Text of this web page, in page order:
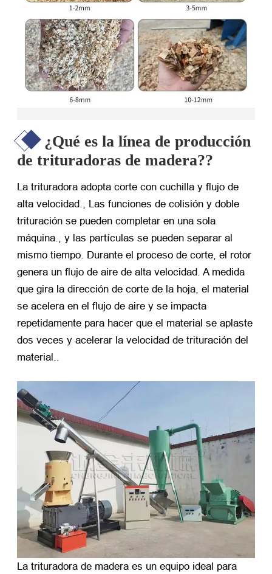
¿Qué es la línea de producción
de trituradoras de madera??
La trituradora adopta corte con cuchilla y flujo de
alta velocidad., Las funciones de colisión y doble
trituración se pueden completar en una sola
máquina., y las partículas se pueden separar al
mismo tiempo. Durante el proceso de corte, el rotor
genera un flujo de aire de alta velocidad. A medida
que gira la dirección de corte de la hoja, el material
se acelera en el flujo de aire y se impacta
repetidamente para hacer que el material se aplaste
dos veces y acelerar la velocidad de trituración del
material..
La trituradora de madera es un equipo ideal para